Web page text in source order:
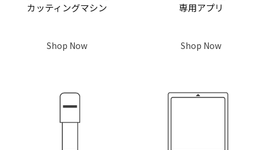
カッティングマシン
Shop Now
専用アプリ
Shop Now